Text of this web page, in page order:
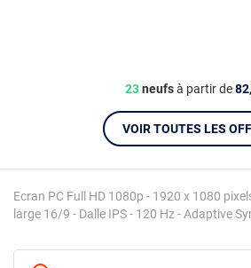
Ecran PC Full HD 1080p - 1920 x 1080
large 16/9 - Dalle IPS - 120 Hz - Adaptive
23neufsà partir de
VOIR TOUTES LES